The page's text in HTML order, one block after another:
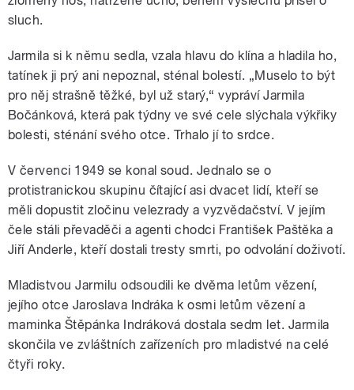
sluch.
Jarmila si k němu sedla, vzala hlavu do klína a hladila ho,
tatínek ji prý ani nepoznal, sténal bolestí. „Muselo to být
pro něj strašně těžké, byl už starý,“ vypráví Jarmila
Bočánková, která pak týdny ve své cele slýchala výkřiky
bolesti, sténání svého otce. Trhalo jí to srdce.
V červenci 1949 se konal soud. Jednalo se o
protistranickou skupinu čítající asi dvacet lidí, kteří se
měli dopustit zločinu velezrady a vyzvědačství. V jejím
čele stáli převaděči a agenti chodci František Paštěka a
Jiří Anderle, kteří dostali tresty smrti, po odvolání doživotí.
Mladistvou Jarmilu odsoudili ke dvěma letům vězení,
jejího otce Jaroslava Indráka k osmi letům vězení a
maminka Štěpánka Indráková dostala sedm let. Jarmila
skončila ve zvláštních zařízeních pro mladistvé na celé
čtyři roky.